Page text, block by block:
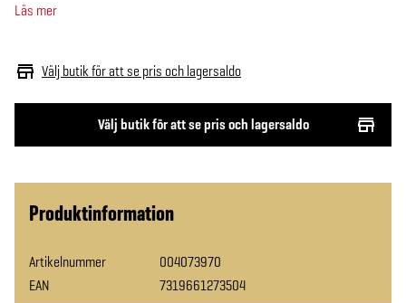
Välj butik för att se pris och lagersaldo
Välj butik för att se pris och lagersaldo
Läs mer
Produktinformation
Artikelnummer
004073970
EAN
7319661273504